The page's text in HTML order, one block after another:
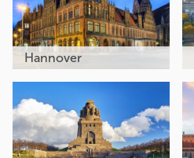
Hannover